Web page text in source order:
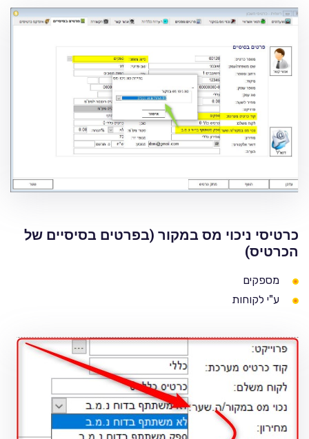
כרטיסי ניכוי מס במקור (בפרטים בסיסיים של
הכרטיס)
מספקים
ע"י לקוחות